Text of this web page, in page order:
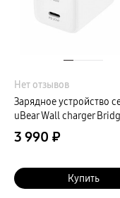
Мультимедиа
пвз
Чехлы
Нет отзывов
Зарядное устройство
uBear Wall charger
45Вт, белый
3 990 ₽
Купить